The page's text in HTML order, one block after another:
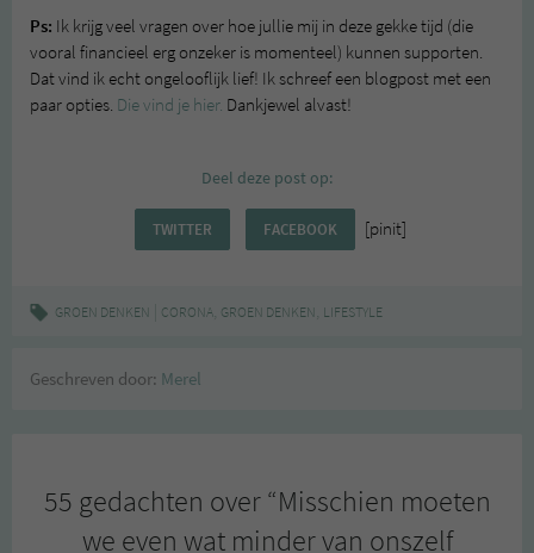
Ps: Ik krijg veel vragen over hoe jullie mij in deze gekke tijd (die
vooral financieel erg onzeker is momenteel) kunnen supporten.
Dat vind ik echt ongelooflijk lief! Ik schreef een blogpost met een
paar opties. Die vind je hier. Dankjewel alvast!
Deel deze post op:
TWITTER FACEBOOK [pinit]
GROEN DENKEN CORONA, GROEN DENKEN, LIFESTYLE
Geschreven door: Merel
55 gedachten over “Misschien moeten
we even wat minder van onszelf